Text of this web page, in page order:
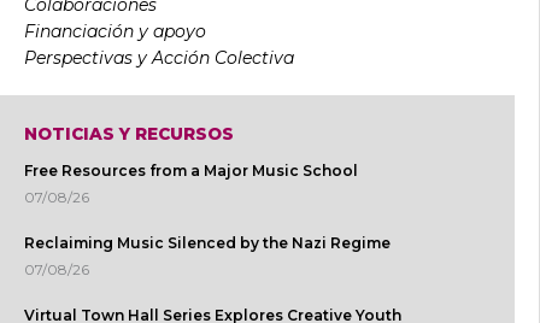
Colaboraciones
Financiación y apoyo
Perspectivas y Acción Colectiva
NOTICIAS Y RECURSOS
Free Resources from a Major Music School
07/08/26
Reclaiming Music Silenced by the Nazi Regime
07/08/26
Virtual Town Hall Series Explores Creative Youth